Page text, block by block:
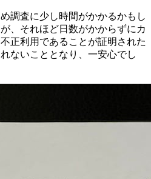
調査に少し時間がかかるかもし
、それほど日数がかからずにカ
正利用であることが証明された
ないこととなり、一安心でし